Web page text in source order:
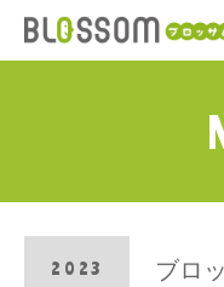
2023
ブロ